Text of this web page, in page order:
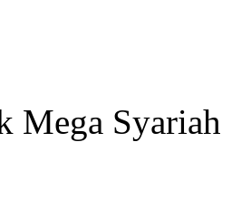
Mega Syariah